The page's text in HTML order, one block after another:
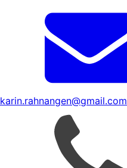
karin.rahnangen@gmail.com